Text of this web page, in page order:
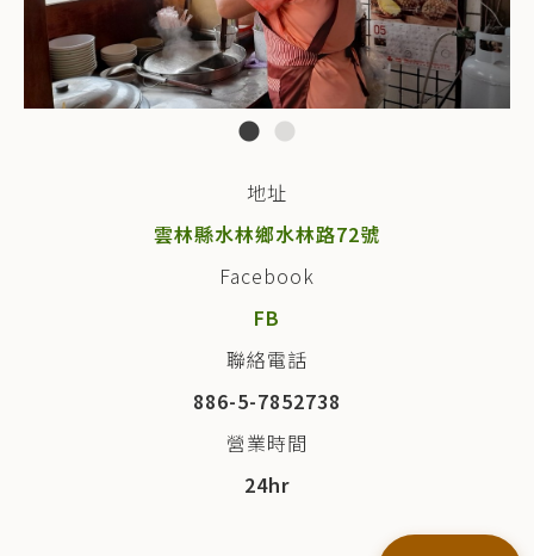
地址
雲林縣水林鄉水林路72號
Facebook
FB
聯絡電話
886-5-7852738
營業時間
24hr